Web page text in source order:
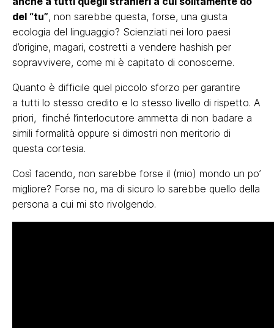
del “tu”, non sarebbe questa, forse, una giusta
ecologia del linguaggio? Scienziati nei loro paesi
d’origine, magari, costretti a vendere hashish per
sopravvivere, come mi è capitato di conoscerne.
Quanto è difficile quel piccolo sforzo per garantire
a tutti lo stesso credito e lo stesso livello di rispetto. A
priori, finché l’interlocutore ammetta di non badare a
simili formalità oppure si dimostri non meritorio di
questa cortesia.
Così facendo, non sarebbe forse il (mio) mondo un po’
migliore? Forse no, ma di sicuro lo sarebbe quello della
persona a cui mi sto rivolgendo.